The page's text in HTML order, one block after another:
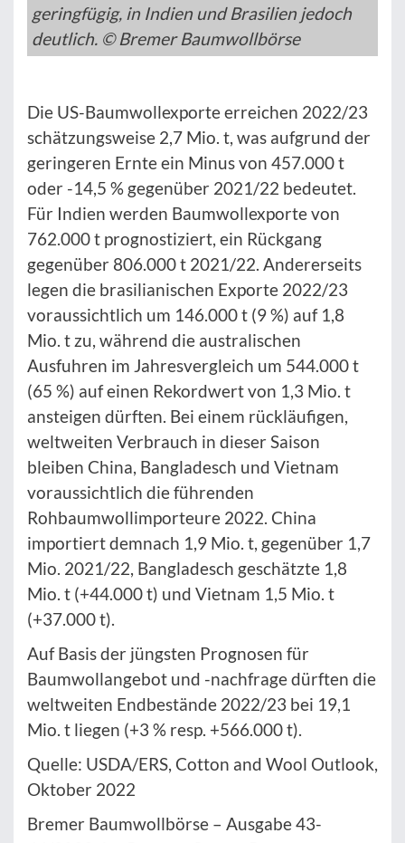
geringfügig, in Indien und Brasilien jedoch
deutlich. © Bremer Baumwollbörse
Die US-Baumwollexporte erreichen 2022/23
schätzungsweise 2,7 Mio. t, was aufgrund der
geringeren Ernte ein Minus von 457.000 t
oder -14,5 % gegenüber 2021/22 bedeutet.
Für Indien werden Baumwollexporte von
762.000 t prognostiziert, ein Rückgang
gegenüber 806.000 t 2021/22. Andererseits
legen die brasilianischen Exporte 2022/23
voraussichtlich um 146.000 t (9 %) auf 1,8
Mio. t zu, während die australischen
Ausfuhren im Jahresvergleich um 544.000 t
(65 %) auf einen Rekordwert von 1,3 Mio. t
ansteigen dürften. Bei einem rückläufigen,
weltweiten Verbrauch in dieser Saison
bleiben China, Bangladesch und Vietnam
voraussichtlich die führenden
Rohbaumwollimporteure 2022. China
importiert demnach 1,9 Mio. t, gegenüber 1,7
Mio. 2021/22, Bangladesch geschätzte 1,8
Mio. t (+44.000 t) und Vietnam 1,5 Mio. t
(+37.000 t).
Auf Basis der jüngsten Prognosen für
Baumwollangebot und -nachfrage dürften die
weltweiten Endbestände 2022/23 bei 19,1
Mio. t liegen (+3 % resp. +566.000 t).
Quelle: USDA/ERS, Cotton and Wool Outlook,
Oktober 2022
Bremer Baumwollbörse – Ausgabe 43-